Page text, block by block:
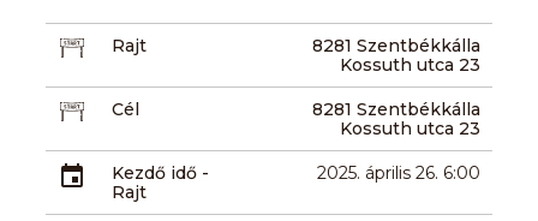
Rajt
8281 Szentbékkálla
Kossuth utca 23
Cél
8281 Szentbékkálla
Kossuth utca 23
Kezdő idő -
Rajt
2025. április 26. 6:00